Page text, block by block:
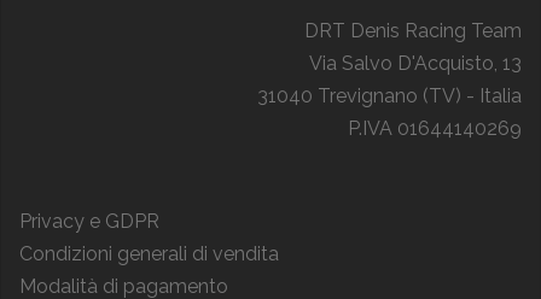
DRT Denis Racing Team
Via Salvo D'Acquisto, 13
31040 Trevignano (TV) - Italia
P.IVA 01644140269
Privacy e GDPR
Condizioni generali di vendita
Modalità di pagamento